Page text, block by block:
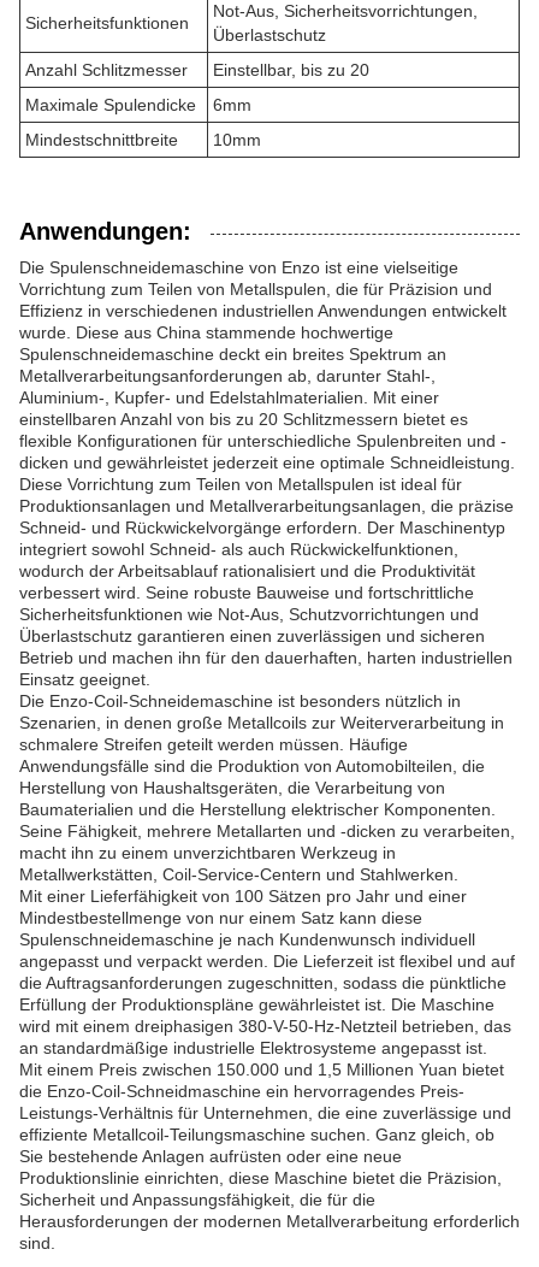
Sicherheitsfunktionen
Not-Aus, Sicherheitsvorrichtungen,
Überlastschutz
Anzahl Schlitzmesser
Einstellbar, bis zu 20
Maximale Spulendicke
6mm
Mindestschnittbreite
10mm
Anwendungen:
Die Spulenschneidemaschine von Enzo ist eine vielseitige
Vorrichtung zum Teilen von Metallspulen, die für Präzision und
Effizienz in verschiedenen industriellen Anwendungen entwickelt
wurde. Diese aus China stammende hochwertige
Spulenschneidemaschine deckt ein breites Spektrum an
Metallverarbeitungsanforderungen ab, darunter Stahl-,
Aluminium-, Kupfer- und Edelstahlmaterialien. Mit einer
einstellbaren Anzahl von bis zu 20 Schlitzmessern bietet es
flexible Konfigurationen für unterschiedliche Spulenbreiten und -
dicken und gewährleistet jederzeit eine optimale Schneidleistung.
Diese Vorrichtung zum Teilen von Metallspulen ist ideal für
Produktionsanlagen und Metallverarbeitungsanlagen, die präzise
Schneid- und Rückwickelvorgänge erfordern. Der Maschinentyp
integriert sowohl Schneid- als auch Rückwickelfunktionen,
wodurch der Arbeitsablauf rationalisiert und die Produktivität
verbessert wird. Seine robuste Bauweise und fortschrittliche
Sicherheitsfunktionen wie Not-Aus, Schutzvorrichtungen und
Überlastschutz garantieren einen zuverlässigen und sicheren
Betrieb und machen ihn für den dauerhaften, harten industriellen
Einsatz geeignet.
Die Enzo-Coil-Schneidemaschine ist besonders nützlich in
Szenarien, in denen große Metallcoils zur Weiterverarbeitung in
schmalere Streifen geteilt werden müssen. Häufige
Anwendungsfälle sind die Produktion von Automobilteilen, die
Herstellung von Haushaltsgeräten, die Verarbeitung von
Baumaterialien und die Herstellung elektrischer Komponenten.
Seine Fähigkeit, mehrere Metallarten und -dicken zu verarbeiten,
macht ihn zu einem unverzichtbaren Werkzeug in
Metallwerkstätten, Coil-Service-Centern und Stahlwerken.
Mit einer Lieferfähigkeit von 100 Sätzen pro Jahr und einer
Mindestbestellmenge von nur einem Satz kann diese
Spulenschneidemaschine je nach Kundenwunsch individuell
angepasst und verpackt werden. Die Lieferzeit ist flexibel und auf
die Auftragsanforderungen zugeschnitten, sodass die pünktliche
Erfüllung der Produktionspläne gewährleistet ist. Die Maschine
wird mit einem dreiphasigen 380-V-50-Hz-Netzteil betrieben, das
an standardmäßige industrielle Elektrosysteme angepasst ist.
Mit einem Preis zwischen 150.000 und 1,5 Millionen Yuan bietet
die Enzo-Coil-Schneidmaschine ein hervorragendes Preis-
Leistungs-Verhältnis für Unternehmen, die eine zuverlässige und
effiziente Metallcoil-Teilungsmaschine suchen. Ganz gleich, ob
Sie bestehende Anlagen aufrüsten oder eine neue
Produktionslinie einrichten, diese Maschine bietet die Präzision,
Sicherheit und Anpassungsfähigkeit, die für die
Herausforderungen der modernen Metallverarbeitung erforderlich
sind.